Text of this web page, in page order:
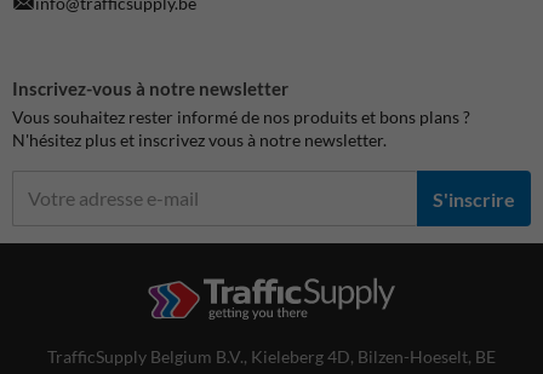
Inscrivez-vous à notre newsletter
Vous souhaitez rester informé de nos produits et bons plans ?
N'hésitez plus et inscrivez vous à notre newsletter.
S'inscrire
TrafficSupply Belgium B.V., Kieleberg 4D, Bilzen-Hoeselt, BE